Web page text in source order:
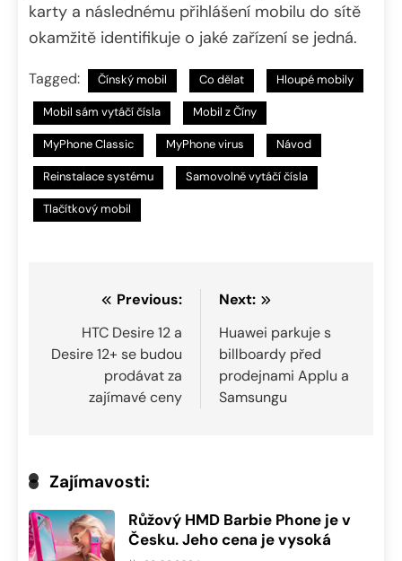
karty a následnému přihlášení mobilu do sítě
okamžitě identifikuje o jaké zařízení se jedná.
Tagged: Čínský mobil Co dělat Hloupé mobily
Mobil sám vytáčí čísla Mobil z Číny
MyPhone Classic MyPhone virus Návod
Reinstalace systému Samovolně vytáčí čísla
Tlačítkový mobil
Navigace
příspěvek
Previous:
HTC Desire 12 a
Desire 12+ se budou
prodávat za
zajímavé ceny
Next:
Huawei parkuje s
billboardy před
prodejnami Applu a
Samsungu
Zajímavosti:
Růžový HMD Barbie Phone je v
Česku. Jeho cena je vysoká